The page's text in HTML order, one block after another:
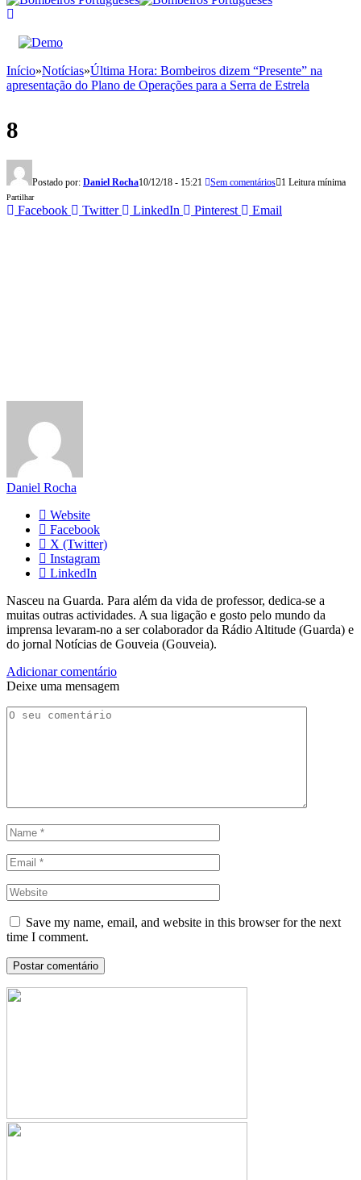
Início»Notícias»Última Hora: Bombeiros dizem “Presente” na
apresentação do Plano de Operações para a Serra de Estrela
8
Postado por: Daniel Rocha10/12/18 - 15:21 Sem comentários 1 Leitura mínima
Partilhar
Facebook Twitter LinkedIn Pinterest Email
Daniel Rocha
Website
Facebook
X (Twitter)
Instagram
LinkedIn
Nasceu na Guarda. Para além da vida de professor, dedica-se a
muitas outras actividades. A sua ligação e gosto pelo mundo da
imprensa levaram-no a ser colaborador da Rádio Altitude (Guarda) e
do jornal Notícias de Gouveia (Gouveia).
Adicionar comentário
Deixe uma mensagem
Save my name, email, and website in this browser for the next
time I comment.